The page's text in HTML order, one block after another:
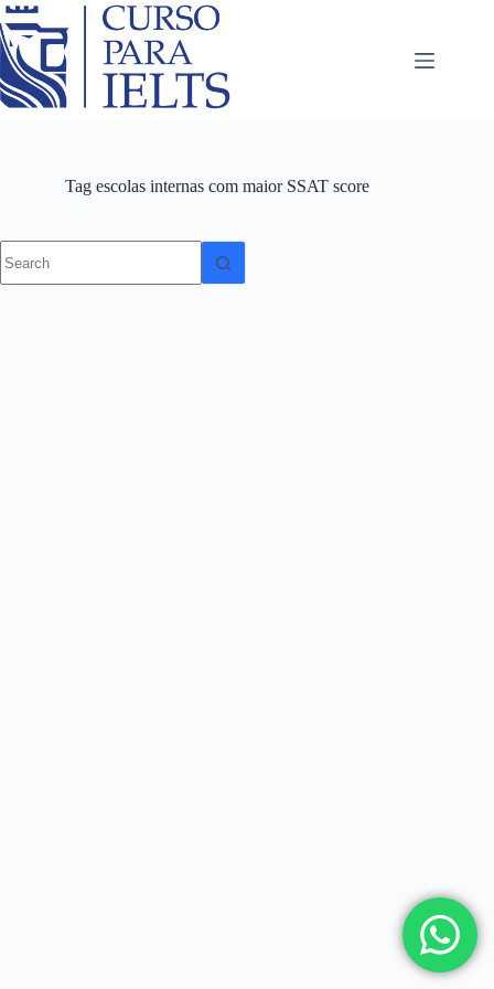
Tag escolas internas com maior SSAT score